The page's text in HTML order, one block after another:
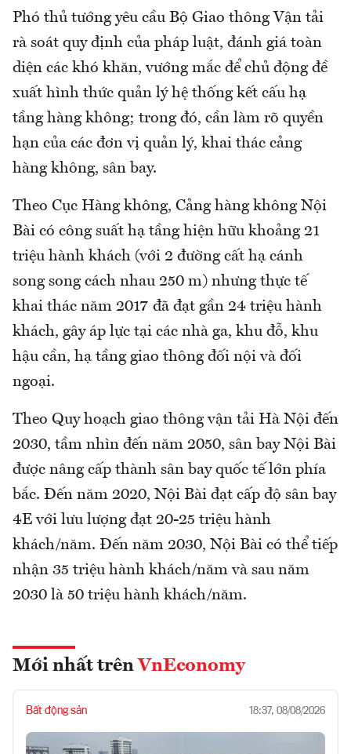
Phó thủ tướng yêu cầu Bộ Giao thông Vận tải
rà soát quy định của pháp luật, đánh giá toàn
diện các khó khăn, vướng mắc để chủ động đề
xuất hình thức quản lý hệ thống kết cấu hạ
tầng hàng không; trong đó, cần làm rõ quyền
hạn của các đơn vị quản lý, khai thác cảng
hàng không, sân bay.
Theo Cục Hàng không, Cảng hàng không Nội
Bài có công suất hạ tầng hiện hữu khoảng 21
triệu hành khách (với 2 đường cất hạ cánh
song song cách nhau 250 m) nhưng thực tế
khai thác năm 2017 đã đạt gần 24 triệu hành
khách, gây áp lực tại các nhà ga, khu đỗ, khu
hậu cần, hạ tầng giao thông đối nội và đối
ngoại.
Theo Quy hoạch giao thông vận tải Hà Nội đến
2030, tầm nhìn đến năm 2050, sân bay Nội Bài
được nâng cấp thành sân bay quốc tế lớn phía
bắc. Đến năm 2020, Nội Bài đạt cấp độ sân bay
4E với lưu lượng đạt 20-25 triệu hành
khách/năm. Đến năm 2030, Nội Bài có thể tiếp
nhận 35 triệu hành khách/năm và sau năm
2030 là 50 triệu hành khách/năm.
Mới nhất trên VnEconomy
Bất động sản 18:37, 08/08/2026